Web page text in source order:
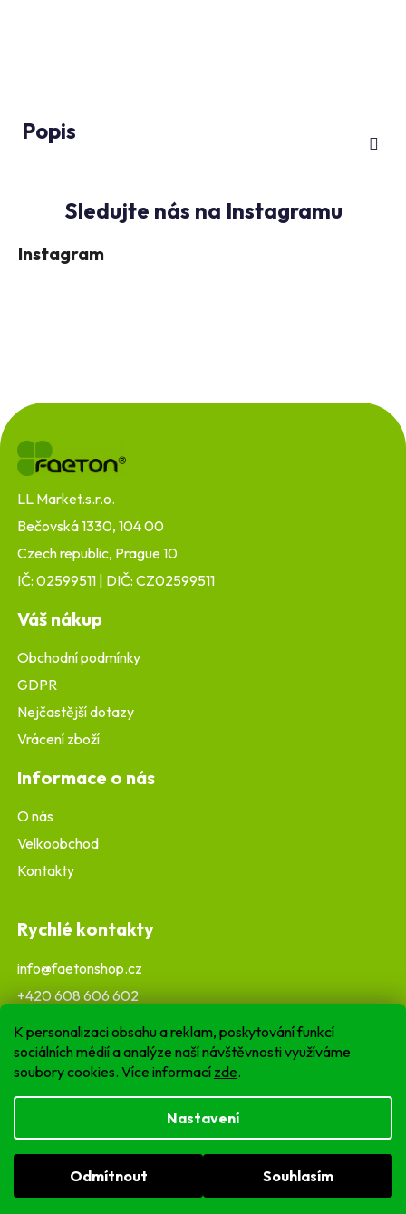
K personalizaci obsahu a reklam, poskytování funkcí
sociálních médií a analýze naší návštěvnosti využíváme
soubory cookies. Více informací zde.
Nastavení
Odmítnout Souhlasím
Popis
Instagram
á
p
LL Market.s.r.o.
Bečovská 1330, 104 00
Czech republic, Prague 10
IČ: 02599511 | DIČ: CZ02599511
Váš nákup
Obchodní podmínky
GDPR
Nejčastější dotazy
Vrácení zboží
Informace o nás
O nás
Velkoobchod
Kontakty
Rychlé kontakty
info@faetonshop.cz
+420 608 606 602
Copyright 2026
. Všechna práva
vyhrazena.Upravit nastavení cookies